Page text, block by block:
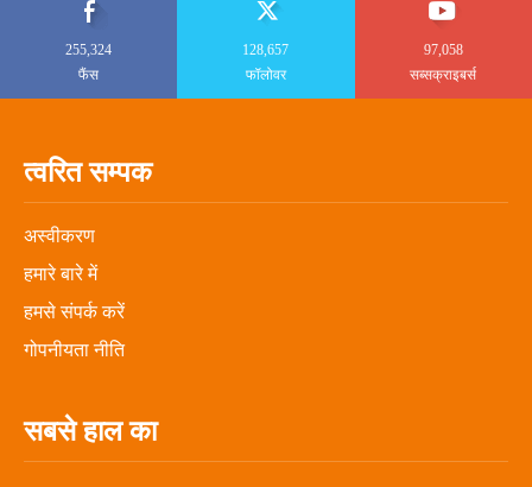
255,324
फैंस
128,657
फॉलोवर
97,058
सब्सक्राइबर्स
त्वरित सम्पक
अस्वीकरण
हमारे बारे में
हमसे संपर्क करें
गोपनीयता नीति
सबसे हाल का